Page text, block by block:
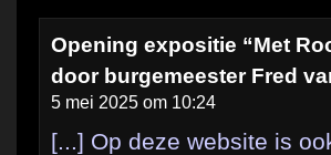
Opening expositie “Met
door burgemeester Fred
5 mei 2025 om 10:24
[...] Op deze website is